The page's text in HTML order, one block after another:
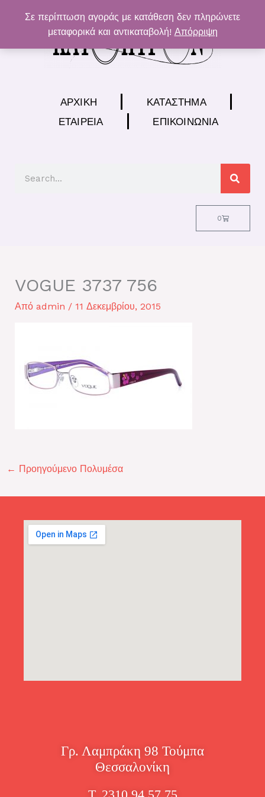
Σε περίπτωση αγοράς με κατάθεση δεν πληρώνετε
μεταφορικά και αντικαταβολή! Απόρριψη
περιεχόμενο
ΑΡΧΙΚΉ
ΚΑΤΆΣΤΗΜΑ
ΕΤΑΙΡΕΊΑ
ΕΠΙΚΟΙΝΩΝΊΑ
0
Cart
VOGUE 3737 756
Από admin / 11 Δεκεμβρίου, 2015
← Προηγούμενο Πολυμέσα
Γρ. Λαμπράκη 98 Τούμπα
Θεσσαλονίκη